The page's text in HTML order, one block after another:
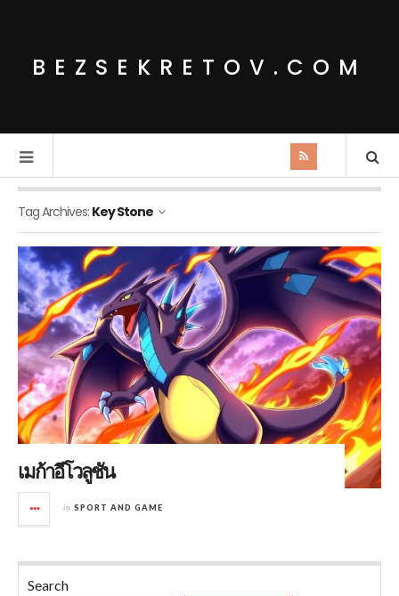
BEZSEKRETOV.COM
Tag Archives: Key Stone
เมก้าอีโวลูชัน
in SPORT AND GAME
Search